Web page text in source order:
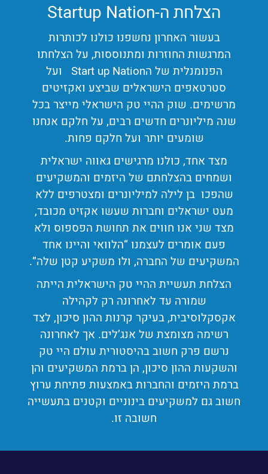
הצלחת ה-Startup Nation
בעשור האחרון נחשפנו כולנו לכותרות
המרגשות החוזרות ומתנוססות, על הצלחתו
הפנומנלית של הStart up Nation ועל
סטרטאפים הישראלים שביצע ואקזיטים
מרשימים. שוק ההיי טק הישראלי מייצר בכל
שנה מיליונרים חדשים רבים, על חלקם אנחנו
שומעים יותר ועל חלקם פחות.
מצד אחד, כולנו מרגישים גאווה ישראלית
ושמחים בהצלחתם של היזמים והמשקיעים
שהפכו בן לילה למיליונרים ומצטרפים ללא
מעט ישראלים וחברות שעשו אקזיט מכובד,
מצד שני אנו חווים את תחושת הפספוס ולא
פעם אומרים לעצמנו “הלוואי והיינו אחד
המשקיעים של החברה, ולו משקיע קטן שלה”.
הצלחת תעשיית ההיי טק הישראלית הייתה
שמורה עד לאחרונה רק לקהילה
אקסקלוסיבית, בעיקר קרנות ההון סיכון, לצד
רשימה מצומצת של אנג’לים. אך לאחרונה
נרשם פרק חשוב בהיסטורית עולם היי טק
והשקעות ההון סיכון, הן ברמת המשקיעים והן
ברמת היזמים והחברות באמצעות פתיחת ערוץ
חשוב גם למשקיעים בינוניים וקטנים בתעשייה
חשובה זו.